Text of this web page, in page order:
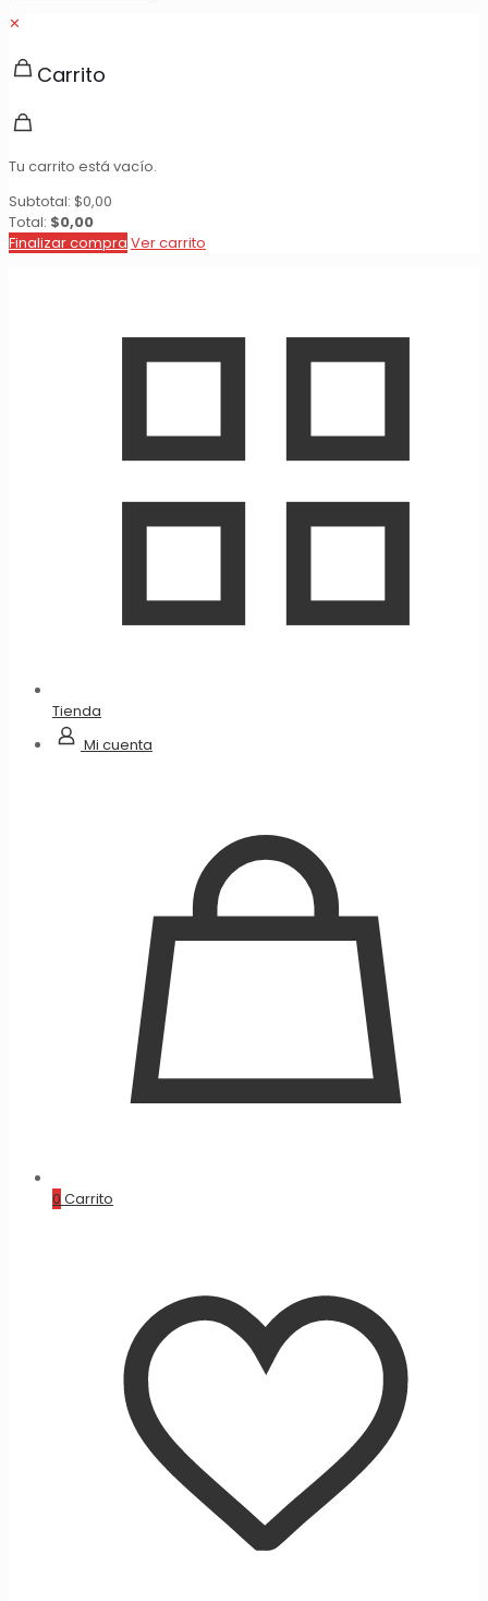
✕
Carrito
Tu carrito está vacío.
Subtotal: $0,00
Total: $0,00
Finalizar compra Ver carrito
Tienda
Mi cuenta
0 Carrito